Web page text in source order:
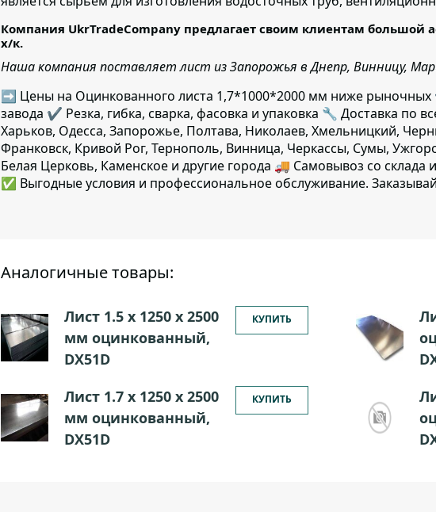
Компания UkrTradeCompany предлагает своим клиентам большой
х/к.
Наша компания поставляет лист из Запорожья в Днепр, Винницу,
➡ Цены на Оцинкованного листа 1,7*1000*2000 мм ниже
завода ✔️ Резка, гибка, сварка, фасовка и упаковка 🔧 Доставка по
Харьков, Одесса, Запорожье, Полтава, Николаев, Хмельницкий,
Франковск, Кривой Рог, Тернополь, Винница, Черкассы, Сумы,
Белая Церковь, Каменское и другие города 🚚 Самовывоз со склада
✅ Выгодные условия и профессиональное обслуживание.
Аналогичные товары:
Лист 1.5 х 1250 х 2500
мм оцинкованный,
DX51D
КУПИТЬ
Лист 1.7 х 1250 х 2500
мм оцинкованный,
DX51D
КУПИТЬ